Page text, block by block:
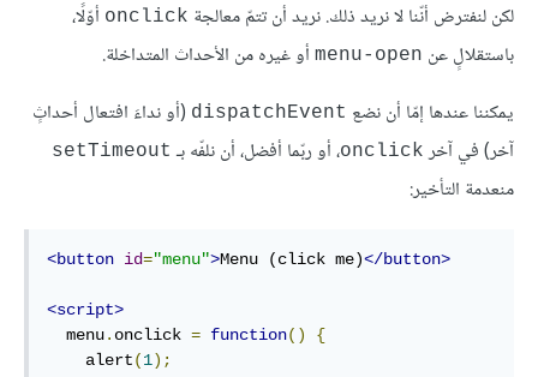
لكن لنفترض أنّنا لا نريد ذلك. نريد أن تتمّ معالجة onclick أوّلًا،
باستقلالٍ عن menu-open أو غيره من اﻷحداث المتداخلة.
يمكننا عندها إمّا أن نضع dispatchEvent (أو نداءَ افتعال أحداثٍ
آخر) في آخر onclick، أو ربّما أفضل، أن نلفّه بـ setTimeout
منعدمة التأخير:
<button id="menu">Menu (click me)</button>
<script>
  menu
. onclick = function()
{
    alert
(1);